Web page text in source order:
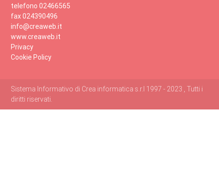
telefono 02466565
fax 024390496
info@creaweb.it
www.creaweb.it
Privacy
Cookie Policy
Sistema Informativo di Crea informatica s.r.l 1997 - 2023 , Tutti i
diritti riservati.